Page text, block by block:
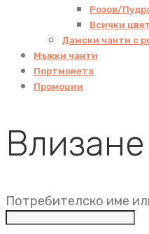
Розов/
Всички
Дамски чанти с
Мъжки чанти
Портмонета
Промоции
Влизане
Потребителско име